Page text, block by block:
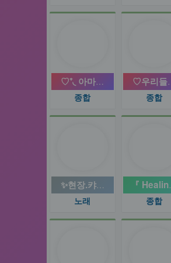
♡⁺◟ 아마란스 방송국 ◞⁺♡
종합
♡우리들
종합
✨현장.캬바레.트로트.전문방
노래
『
종합